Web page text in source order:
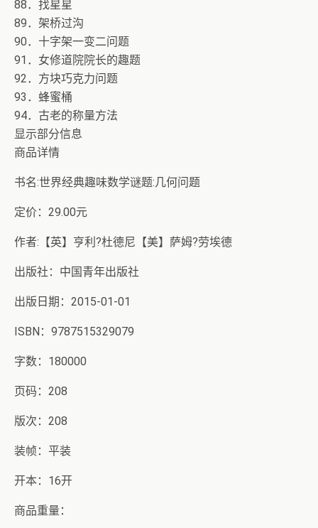
88．找星星
89．架桥过沟
90．十字架一变二问题
91．女修道院院长的趣题
92．方块巧克力问题
93．蜂蜜桶
94．古老的称量方法
显示部分信息
商品详情
书名:世界经典趣味数学谜题:几何问题
定价：29.00元
作者:【英】亨利?杜德尼【美】萨姆?劳埃德
出版社：中国青年出版社
出版日期：2015-01-01
ISBN：9787515329079
字数：180000
页码：208
版次：208
装帧：平装
开本：16开
商品重量：